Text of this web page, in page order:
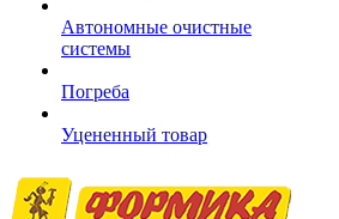
Автономные очистные
системы
Погреба
Уцененный товар